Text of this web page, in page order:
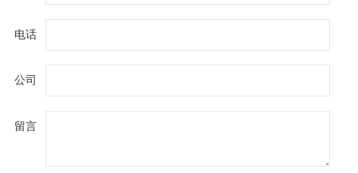
电话
公司
留言